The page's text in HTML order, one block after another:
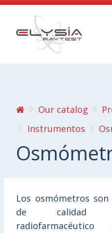
Our catalog
Instrumentos
Los osmómetros
de calidad
radiofarmacéutico